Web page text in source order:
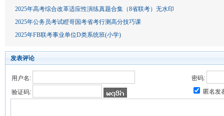
2025年高考综合改革适应性演练真题合集（8省联考）无水印
2025年公务员考试瞪哥国考省考行测高分技巧课
2025年FB联考事业单位D类系统班(小学)
发表评论
用户名:
密码:
验证码:
匿名发